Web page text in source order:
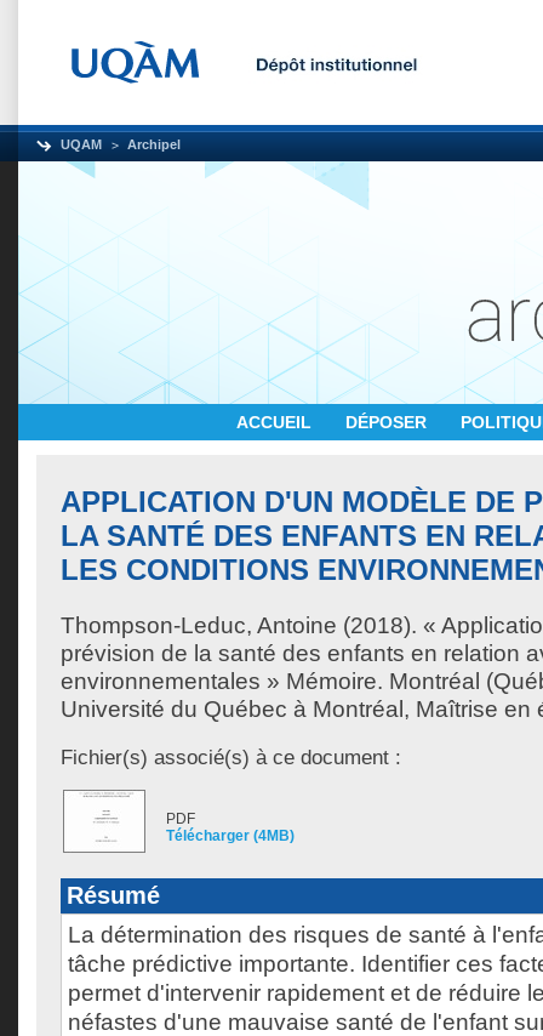
UQAM Archipel
ACCUEIL DÉPOSER
APPLICATION D'UN MODÈLE DE
LA SANTÉ DES ENFANTS EN
LES CONDITIONS
Thompson-Leduc, Antoine (2018). «
prévision de la santé des enfants en relation
environnementales » Mémoire. Montréal
Université du Québec à Montréal, Maîtrise en
Fichier(s) associé(s) à ce document :
PDF
Télécharger (4MB)
Résumé
La détermination des risques de santé à
tâche prédictive importante. Identifier ces
permet d'intervenir rapidement et de réduire
néfastes d'une mauvaise santé de l'enfant